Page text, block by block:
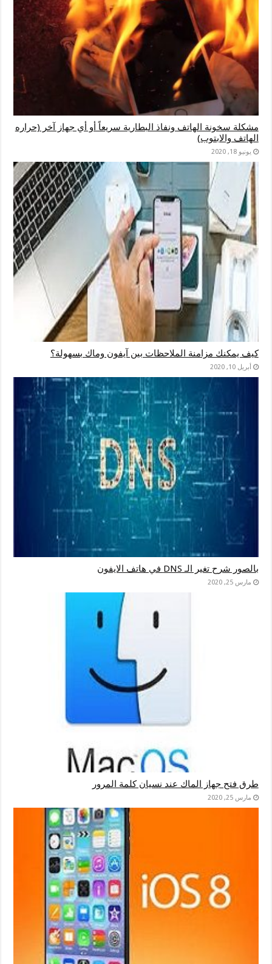
مشكلة سخونة الهاتف ونفاذ البطارية سريعاً أو أي جهاز آخر (حراره
الهاتف والابتوب)
يونيو 18, 2020
كيف يمكنك مزامنة الملاحظات بين آيفون وماك بسهولة؟
أبريل 10, 2020
بالصور شرح تغير الـ DNS في هاتف الايفون
مارس 25, 2020
طرق فتح جهاز الماك عند نسيان كلمة المرور
مارس 25, 2020